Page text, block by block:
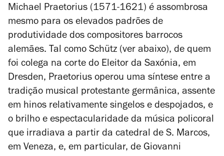
Michael Praetorius (1571-1621) é assombrosa
mesmo para os elevados padrões de
produtividade dos compositores barrocos
alemães. Tal como Schütz (ver abaixo), de quem
foi colega na corte do Eleitor da Saxónia, em
Dresden, Praetorius operou uma síntese entre a
tradição musical protestante germânica, assente
em hinos relativamente singelos e despojados, e
o brilho e espectacularidade da música policoral
que irradiava a partir da catedral de S. Marcos,
em Veneza, e, em particular, de Giovanni